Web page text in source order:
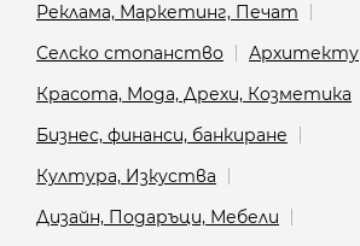
Реклама, Маркетинг, Печат
Селско стопанство
Красота, Мода, Дрехи, Козметика
Бизнес, финанси, банкиране
Култура, Изкуства
Дизайн, Подаръци, Мебели